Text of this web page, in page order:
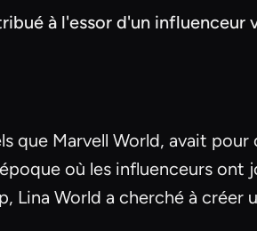
à l'essor d'un influenceur
que Marvell World, avait
où les influenceurs ont
World a cherché à créer